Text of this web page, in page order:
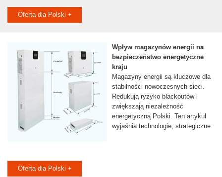
Oferta dla Polski +
Wpływ magazynów energii na
bezpieczeństwo energetyczne
kraju
Magazyny energii są kluczowe dla
stabilności nowoczesnych sieci.
Redukują ryzyko blackoutów i
zwiększają niezależność
energetyczną Polski. Ten artykuł
wyjaśnia technologie, strategiczne
Oferta dla Polski +